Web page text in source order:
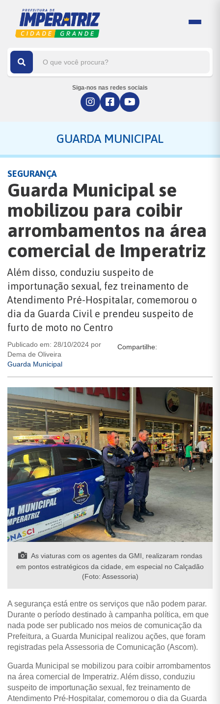
Siga-nos nas redes sociais
GUARDA MUNICIPAL
SEGURANÇA
Guarda Municipal se
mobilizou para coibir
arrombamentos na área
comercial de Imperatriz
Além disso, conduziu suspeito de
importunação sexual, fez treinamento de
Atendimento Pré-Hospitalar, comemorou o
dia da Guarda Civil e prendeu suspeito de
furto de moto no Centro
Publicado em: 28/10/2024 por
Dema de Oliveira
Guarda Municipal
Compartilhe:
As viaturas com os agentes da GMI, realizaram rondas
em pontos estratégicos da cidade, em especial no Calçadão
(Foto: Assessoria)
A segurança está entre os serviços que não podem parar.
Durante o período destinado à campanha política, em que
nada pode ser publicado nos meios de comunicação da
Prefeitura, a Guarda Municipal realizou ações, que foram
registradas pela Assessoria de Comunicação (Ascom).
Guarda Municipal se mobilizou para coibir arrombamentos
na área comercial de Imperatriz. Além disso, conduziu
suspeito de importunação sexual, fez treinamento de
Atendimento Pré-Hospitalar, comemorou o dia da Guarda